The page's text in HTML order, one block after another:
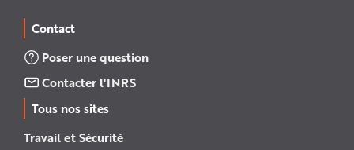
Contact
Poser une question
Contacter l'INRS
Tous nos sites
Travail et Sécurité